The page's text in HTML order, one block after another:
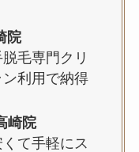
院
毛専門クリ
利用で納得
崎院
て手軽にス